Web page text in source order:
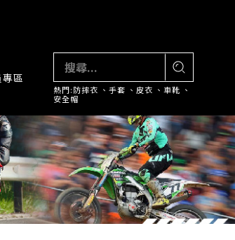
區
熱門:防摔衣 、手套 、 皮衣 、車靴 、
安全帽